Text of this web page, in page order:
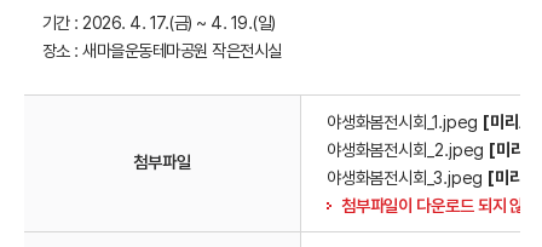
기간 : 2026. 4. 17.(금) ~ 4. 19.(일)
장소 : 새마을운동테마공원 작은전시실
첨부파일
야생화봄전시회_1.jpeg [미리보
야생화봄전시회_2.jpeg [미리
야생화봄전시회_3.jpeg [미리
첨부파일이 다운로드 되지 않을